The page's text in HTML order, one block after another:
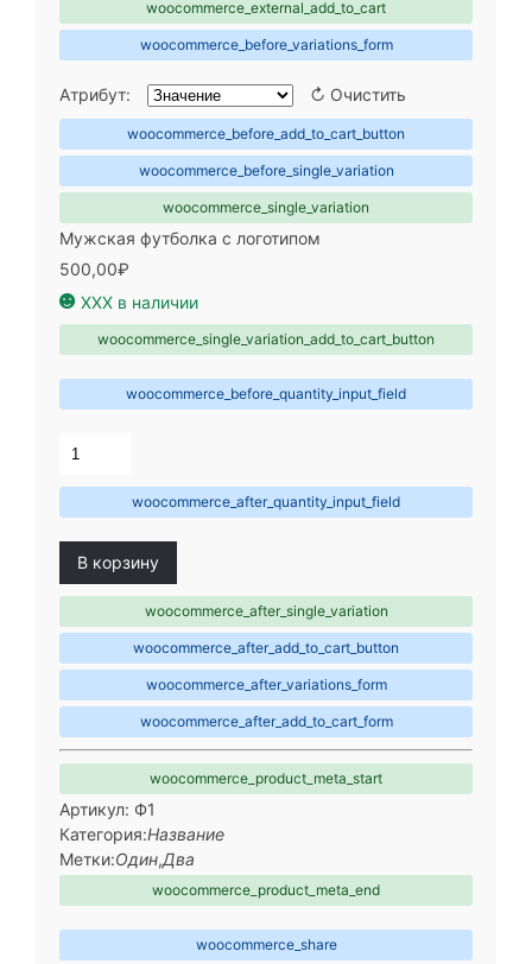
woocommerce_external_add_to_cart
woocommerce_before_variations_form
Атрибут: ↻ Очистить
woocommerce_before_add_to_cart_button
woocommerce_before_single_variation
woocommerce_single_variation
Мужская футболка с логотипом
500,00₽
☻ XXX в наличии
woocommerce_single_variation_add_to_cart_button
woocommerce_before_quantity_input_field
woocommerce_after_quantity_input_field
В корзину
woocommerce_after_single_variation
woocommerce_after_add_to_cart_button
woocommerce_after_variations_form
woocommerce_after_add_to_cart_form
woocommerce_product_meta_start
Артикул: Ф1
Категория:Название
Метки:Один,Два
woocommerce_product_meta_end
woocommerce_share